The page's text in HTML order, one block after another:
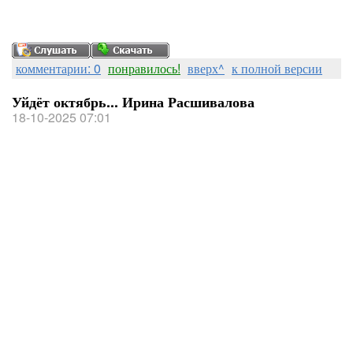
комментарии: 0 понравилось! вверх^ к полной версии
Уйдёт октябрь... Ирина Расшивалова
18-10-2025 07:01